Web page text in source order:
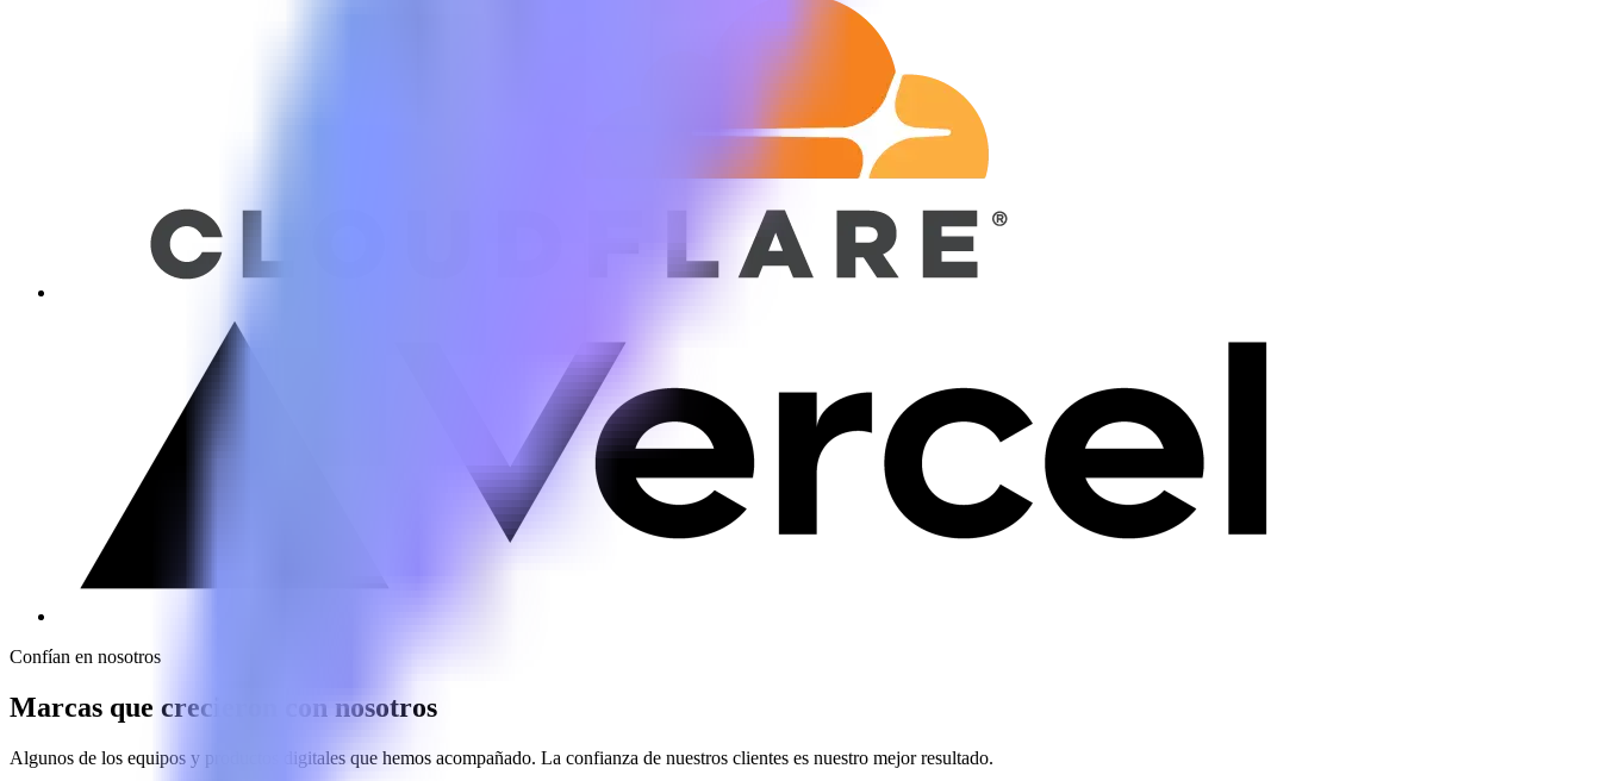
Confían en nosotros
Marcas que crecieron con nosotros
Algunos de los equipos y productos digitales que hemos acompañado. La confianza de nuestros clientes es nuestro mejor resultado.